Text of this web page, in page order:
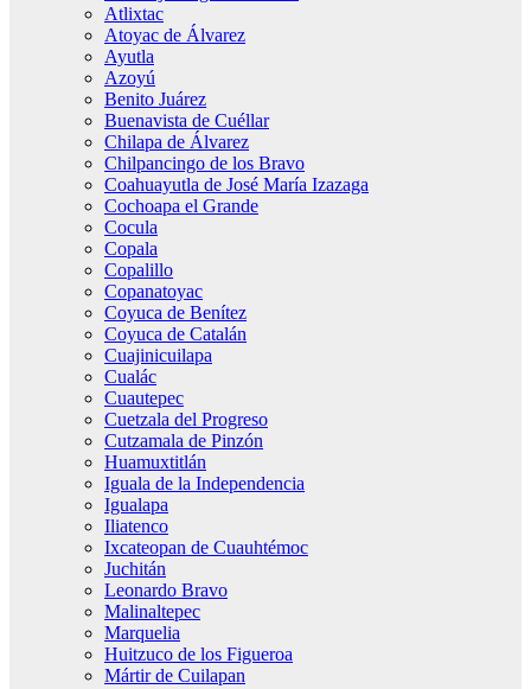
Atlixtac
Atoyac de Álvarez
Ayutla
Azoyú
Benito Juárez
Buenavista de Cuéllar
Chilapa de Álvarez
Chilpancingo de los Bravo
Coahuayutla de José María Izazaga
Cochoapa el Grande
Cocula
Copala
Copalillo
Copanatoyac
Coyuca de Benítez
Coyuca de Catalán
Cuajinicuilapa
Cualác
Cuautepec
Cuetzala del Progreso
Cutzamala de Pinzón
Huamuxtitlán
Iguala de la Independencia
Igualapa
Iliatenco
Ixcateopan de Cuauhtémoc
Juchitán
Leonardo Bravo
Malinaltepec
Marquelia
Huitzuco de los Figueroa
Mártir de Cuilapan